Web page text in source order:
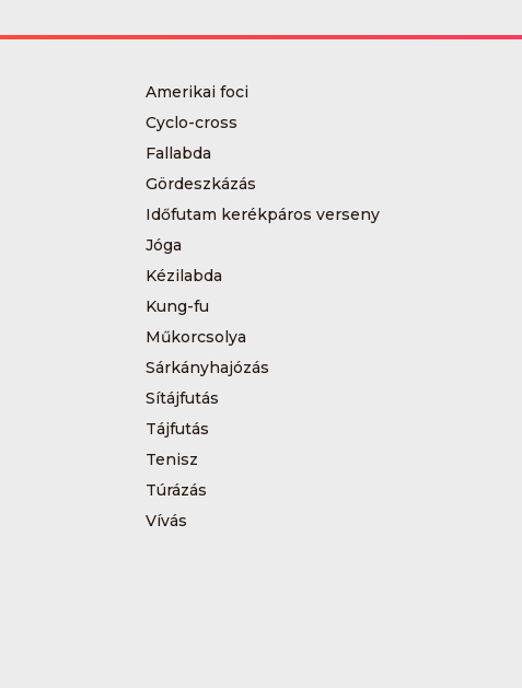
Amerikai foci
Cyclo-cross
Fallabda
Gördeszkázás
Időfutam kerékpáros verseny
Jóga
Kézilabda
Kung-fu
Műkorcsolya
Sárkányhajózás
Sítájfutás
Tájfutás
Tenisz
Túrázás
Vívás